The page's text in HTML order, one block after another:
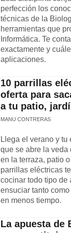
perfección los
técnicas de la
herramientas que
Informática. Te
exactamente y
aplicaciones.
10 parrillas
oferta para
a tu patio,
MANU CONTRERAS
Llega el verano y tu
que se abre la veda
en la terraza, patio
parrillas eléctricas
cocinar todo tipo de
ensuciar tanto
en menos tiempo.
La apuesta de